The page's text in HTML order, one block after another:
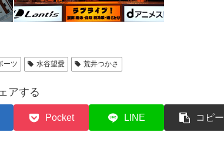
ーツ 水谷望愛 荒井つかさ
アする
Pocket LINE コピー